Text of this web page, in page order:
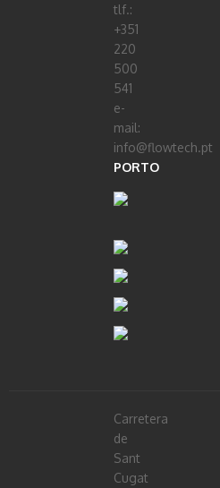
tlf.:
+351
220
500
541
e-
mail:
info@flowtech.pt
PORTO
Carretera
de
Sant
Cugat